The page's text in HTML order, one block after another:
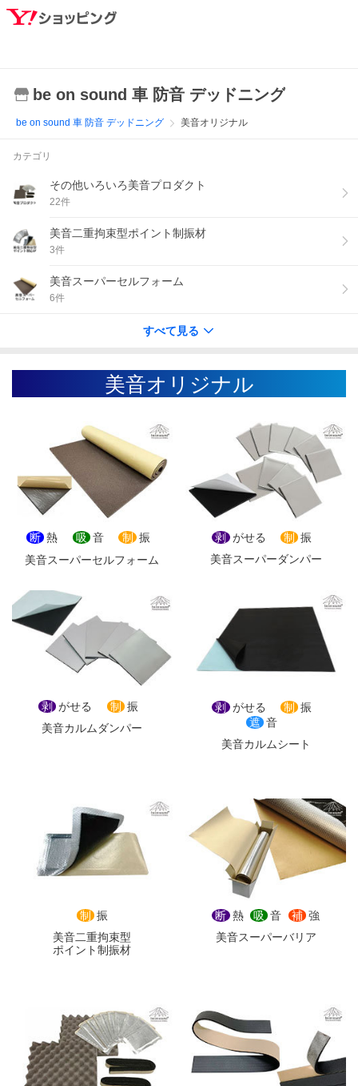
be on sound 車 防音 デッドニング
be on sound 車 防音 デッドニング 美音オリジナル
カテゴリ
その他いろいろ美音プロダクト
22件
美音二重拘束型ポイント制振材
3件
美音スーパーセルフォーム
6件
すべて見る
美音オリジナル
断 熱 吸 音 制
振
美音スーパーセルフォーム
剥 がせる 制
振
美音スーパーダンパー
剥 がせる 制
振
美音カルムダンパー
剥 がせる 制
振
遮 音
美音カルムシート
制
振
美音二重拘束型
ポイント制振材
断 熱 吸 音 補 強
美音スーパーバリア